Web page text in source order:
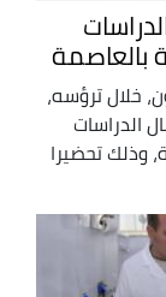
خلال ترؤسه،
الدراسات
وذلك تحضيرا